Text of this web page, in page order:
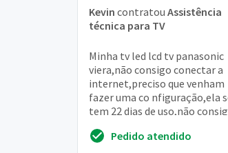
Kevin contratou Assistência
técnica para TV
Minha tv led lcd tv panasonic
viera,não consigo conectar a
internet,preciso que venham
fazer uma co nfiguração,ela
tem 22 dias de uso,não
Pedido atendido